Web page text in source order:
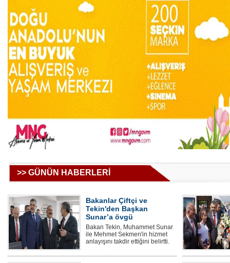
>> GÜNÜN HABERLERİ
Bakanlar Çiftçi ve
Tekin'den Başkan
Sunar’a övgü
Bakan Tekin, Muhammet Sunar
ile Mehmet Sekmen'in hizmet
anlayışını takdir ettiğini belirtti.